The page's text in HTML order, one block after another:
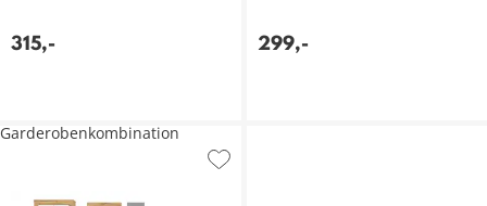
315,- 299,-
Garderobenkombination